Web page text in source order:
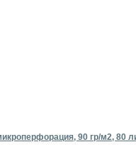
90 гр/м2, 80